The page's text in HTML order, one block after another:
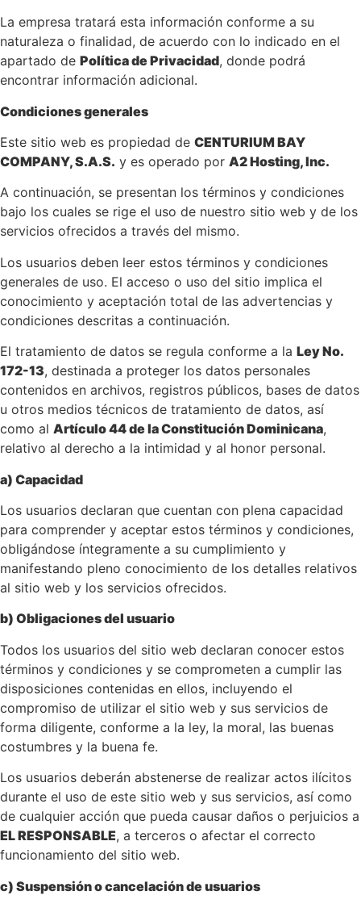
La empresa tratará esta información conforme a su
naturaleza o finalidad, de acuerdo con lo indicado en el
apartado de Política de Privacidad, donde podrá
encontrar información adicional.
Condiciones generales
Este sitio web es propiedad de CENTURIUM BAY
COMPANY, S.A.S. y es operado por A2 Hosting, Inc.
A continuación, se presentan los términos y condiciones
bajo los cuales se rige el uso de nuestro sitio web y de los
servicios ofrecidos a través del mismo.
Los usuarios deben leer estos términos y condiciones
generales de uso. El acceso o uso del sitio implica el
conocimiento y aceptación total de las advertencias y
condiciones descritas a continuación.
El tratamiento de datos se regula conforme a la Ley No.
172-13, destinada a proteger los datos personales
contenidos en archivos, registros públicos, bases de datos
u otros medios técnicos de tratamiento de datos, así
como al Artículo 44 de la Constitución Dominicana,
relativo al derecho a la intimidad y al honor personal.
a) Capacidad
Los usuarios declaran que cuentan con plena capacidad
para comprender y aceptar estos términos y condiciones,
obligándose íntegramente a su cumplimiento y
manifestando pleno conocimiento de los detalles relativos
al sitio web y los servicios ofrecidos.
b) Obligaciones del usuario
Todos los usuarios del sitio web declaran conocer estos
términos y condiciones y se comprometen a cumplir las
disposiciones contenidas en ellos, incluyendo el
compromiso de utilizar el sitio web y sus servicios de
forma diligente, conforme a la ley, la moral, las buenas
costumbres y la buena fe.
Los usuarios deberán abstenerse de realizar actos ilícitos
durante el uso de este sitio web y sus servicios, así como
de cualquier acción que pueda causar daños o perjuicios a
EL RESPONSABLE, a terceros o afectar el correcto
funcionamiento del sitio web.
c) Suspensión o cancelación de usuarios